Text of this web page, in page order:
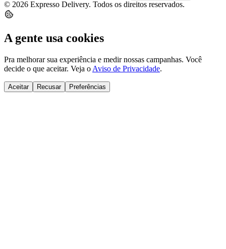
© 2026 Expresso Delivery. Todos os direitos reservados.
A gente usa cookies
Pra melhorar sua experiência e medir nossas campanhas. Você
decide o que aceitar. Veja o Aviso de Privacidade.
Aceitar Recusar Preferências